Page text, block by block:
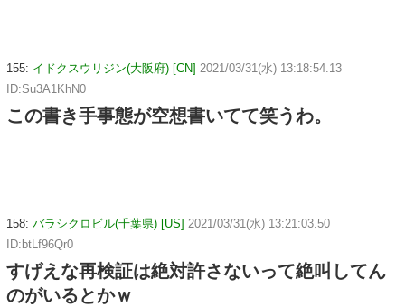
155: イドクスウリジン(大阪府) [CN] 2021/03/31(水) 13:18:54.13
ID:Su3A1KhN0
この書き手事態が空想書いてて笑うわ。
158: バラシクロビル(千葉県) [US] 2021/03/31(水) 13:21:03.50
ID:btLf96Qr0
すげえな再検証は絶対許さないって絶叫してん
のがいるとかｗ